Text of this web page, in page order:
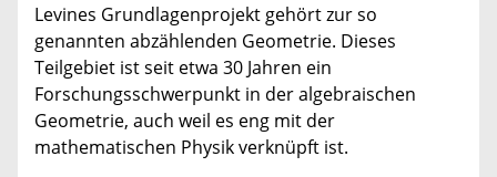
Levines Grundlagenprojekt gehört zur so
genannten abzählenden Geometrie. Dieses
Teilgebiet ist seit etwa 30 Jahren ein
Forschungsschwerpunkt in der algebraischen
Geometrie, auch weil es eng mit der
mathematischen Physik verknüpft ist.